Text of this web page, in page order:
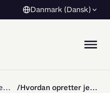
Danmark (Dansk)
Funktioner i MobilePay Hvordan opretter jeg en ny gruppe?